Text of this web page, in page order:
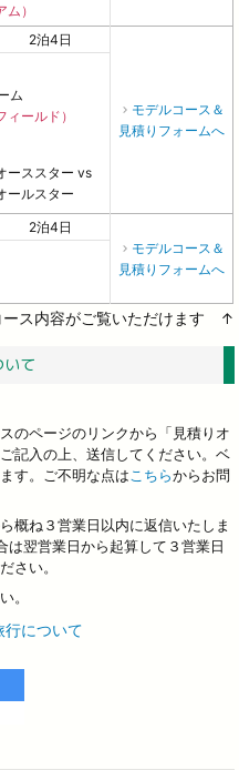
）
2泊4日
モデルコース＆
見積りフォームへ
ム
ィールド）
ーススター vs
ールスター
2泊4日
モデルコース＆
見積りフォームへ
ース内容がご覧いただけます ↑
て
のページのリンクから「見積りオ
記入の上、送信してください。ベ
す。ご不明な点は こちらからお問
概ね３営業日以内に返信いたしま
翌営業日から起算して３営業日
さい。
。
行について